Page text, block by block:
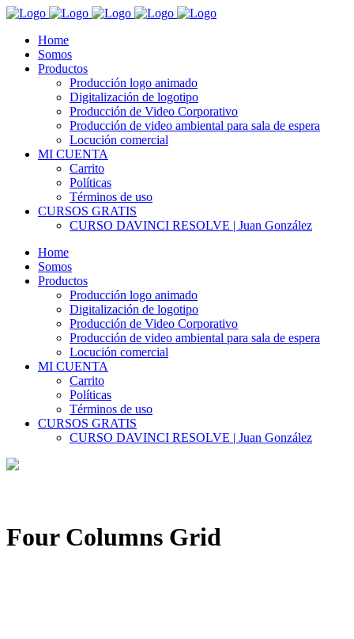
Home
Somos
Productos
Producción logo animado
Digitalización de logotipo
Producción de Video Corporativo
Producción de video ambiental para sala de espera
Locución comercial
MI CUENTA
Carrito
Políticas
Términos de uso
CURSOS GRATIS
CURSO DAVINCI RESOLVE | Juan González
Home
Somos
Productos
Producción logo animado
Digitalización de logotipo
Producción de Video Corporativo
Producción de video ambiental para sala de espera
Locución comercial
MI CUENTA
Carrito
Políticas
Términos de uso
CURSOS GRATIS
CURSO DAVINCI RESOLVE | Juan González
Four Columns Grid